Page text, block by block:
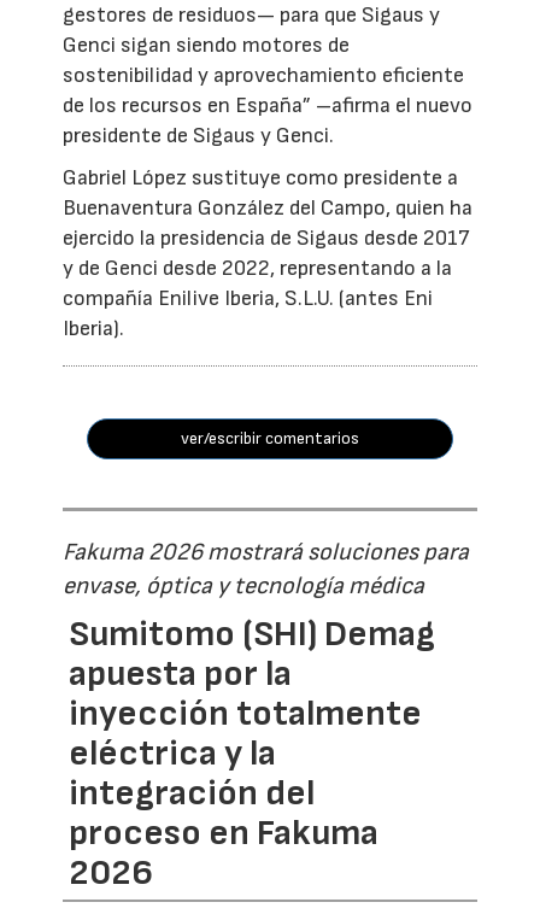
gestores de residuos— para que Sigaus y
Genci sigan siendo motores de
sostenibilidad y aprovechamiento eficiente
de los recursos en España” –afirma el nuevo
presidente de Sigaus y Genci.
Gabriel López sustituye como presidente a
Buenaventura González del Campo, quien ha
ejercido la presidencia de Sigaus desde 2017
y de Genci desde 2022, representando a la
compañía Enilive Iberia, S.L.U. (antes Eni
Iberia).
ver/escribir comentarios
Fakuma 2026 mostrará soluciones para
envase, óptica y tecnología médica
Sumitomo (SHI) Demag
apuesta por la
inyección totalmente
eléctrica y la
integración del
proceso en Fakuma
2026